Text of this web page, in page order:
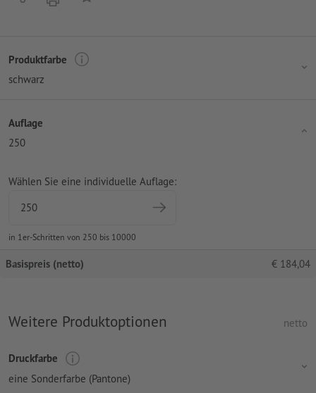
Produktfarbe
schwarz
Auflage
250
Wählen Sie eine individuelle Auflage:
in 1er-Schritten von 250 bis 10000
Basispreis (netto) € 184,04
Weitere Produktoptionen netto
Druckfarbe
eine Sonderfarbe (Pantone)